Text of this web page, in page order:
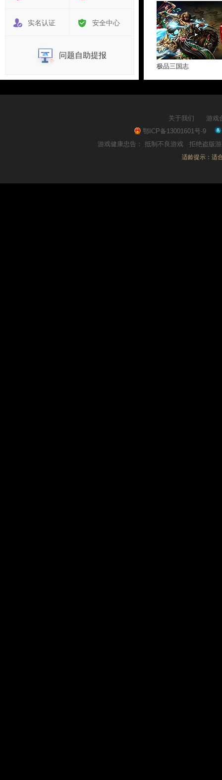
实名认证 安全中心
问题自助提报
极品三国志
关于我们
游戏
鄂ICP备13001601号-9
游戏健康忠告：
抵制不良游戏 拒绝盗版
适龄提示：适